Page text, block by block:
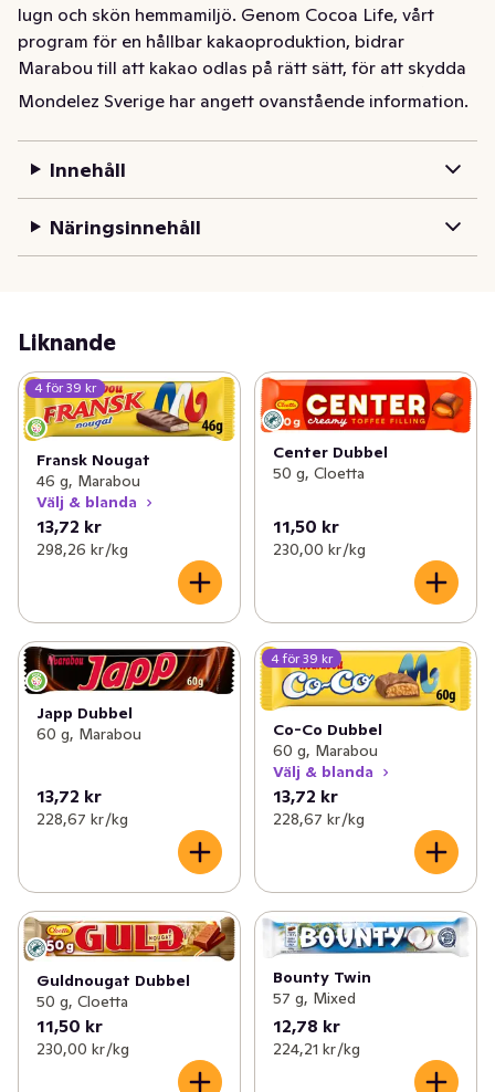
lugn och skön hemmamiljö. Genom Cocoa Life, vårt
program för en hållbar kakaoproduktion, bidrar
Marabou till att kakao odlas på rätt sätt, för att skydda
planeten och respektera mänskliga rättigheter i vår
www.cocoalife.org.
Marabou Skotte är en unik, krämig, mörk nougat med
mörk choklad. Njut av chokladen på språng eller hemam
i soffan.Vi berättar gärna mer om kakaodling och vad
Mondelez Sverige har angett ovanstående information.
Innehåll
Näringsinnehåll
Liknande
4 för 39 kr
Fransk Nougat
46 g, Marabou
Välj & blanda
13,72 kr
298,26 kr /kg
Center Dubbel
50 g, Cloetta
11,50 kr
230,00 kr /kg
Japp Dubbel
60 g, Marabou
13,72 kr
228,67 kr /kg
4 för 39 kr
Co-Co Dubbel
60 g, Marabou
Välj & blanda
13,72 kr
228,67 kr /kg
Guldnougat Dubbel
50 g, Cloetta
11,50 kr
230,00 kr /kg
Bounty Twin
57 g, Mixed
12,78 kr
224,21 kr /kg